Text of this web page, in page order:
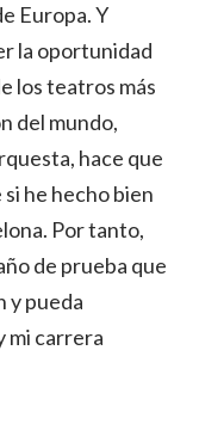
Europa. Y
la oportunidad
los teatros más
del mundo,
hace que
he hecho bien
Por tanto,
de prueba que
y pueda
mi carrera